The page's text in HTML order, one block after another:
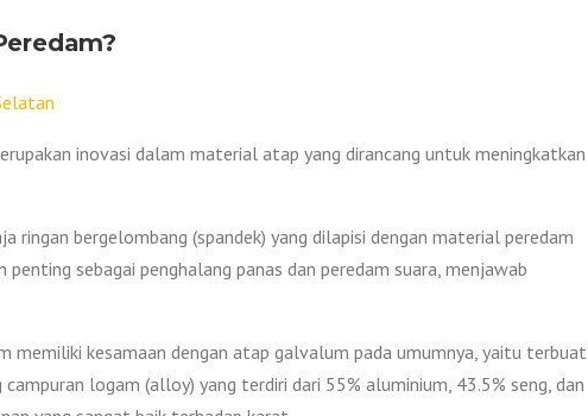
inovasi dalam material atap yang dirancang untuk meningkatkan
ringan bergelombang (spandek) yang dilapisi dengan material peredam
sebagai penghalang panas dan peredam suara, menjawab
memiliki kesamaan dengan atap galvalum pada umumnya, yaitu terbuat
logam (alloy) yang terdiri dari 55% aluminium, 43.5% seng, dan